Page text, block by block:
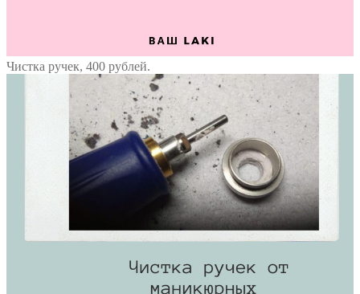
Чистка ручек, 400 рублей.